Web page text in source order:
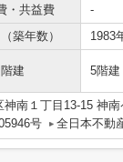
・共益費
-
築年数） 1983
階建 5階
神南１丁目13-15 神
号 全日本不動